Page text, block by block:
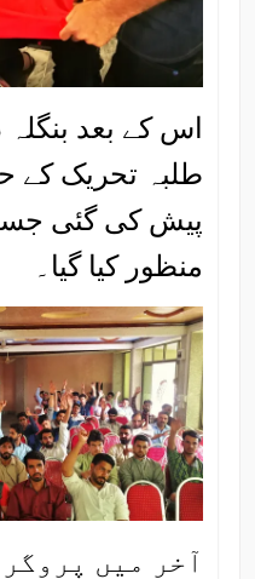
اس کے بعد
طلبہ تحریک کے
پیش کی گئی
منظور کیا گیا۔
آخر میں